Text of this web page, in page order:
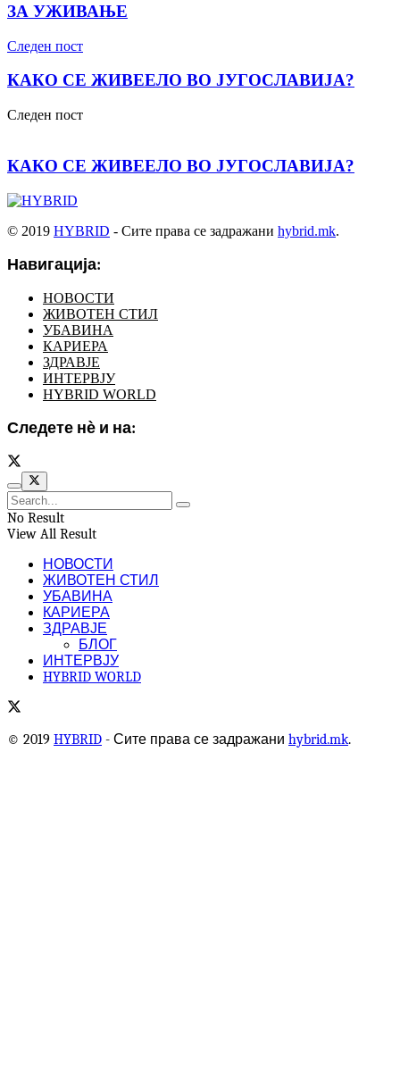
ЗА УЖИВАЊЕ
Следен пост
КАКО СЕ ЖИВЕЕЛО ВО ЈУГОСЛАВИЈА?
Следен пост
КАКО СЕ ЖИВЕЕЛО ВО ЈУГОСЛАВИЈА?
© 2019 HYBRID - Сите права се задражани hybrid.mk.
Навигација:
НОВОСТИ
ЖИВОТЕН СТИЛ
УБАВИНА
КАРИЕРА
ЗДРАВЈЕ
ИНТЕРВЈУ
HYBRID WORLD
Следете нѐ и на:
No Result
View All Result
НОВОСТИ
ЖИВОТЕН СТИЛ
УБАВИНА
КАРИЕРА
ЗДРАВЈЕ
БЛОГ
ИНТЕРВЈУ
HYBRID WORLD
© 2019 HYBRID - Сите права се задражани hybrid.mk.